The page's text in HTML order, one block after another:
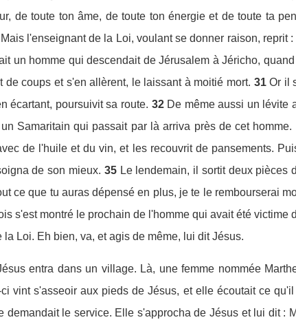
de toute ton âme, de toute ton énergie et de toute ta
Mais l'enseignant de la Loi, voulant se donner raison, reprit
un homme qui descendait de Jérusalem à Jéricho,
de coups et s'en allèrent, le laissant à moitié mort. 31 Or il
écartant, poursuivit sa route. 32 De même aussi un lévite
Samaritain qui passait par là arriva près de cet
de l'huile et du vin, et les recouvrit de pansements.
de son mieux. 35 Le lendemain, il sortit deux pièces
ce que tu auras dépensé en plus, je te le rembourserai
s'est montré le prochain de l'homme qui avait été victime
Loi. Eh bien, va, et agis de même, lui dit Jésus.
entra dans un village. Là, une femme nommée
vint s'asseoir aux pieds de Jésus, et elle écoutait ce qu'il
demandait le service. Elle s'approcha de Jésus et lui dit :